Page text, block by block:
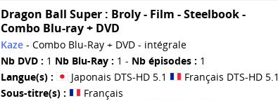
Dragon Ball Super : Broly - Film - Steelbook -
Combo Blu-ray + DVD
Kaze- Combo Blu-Ray + DVD - intégrale
Nb DVD : 1 Nb Blu-Ray : 1 - Nb épisodes : 1
Langue(s) :
Japonais DTS-HD 5.1
Français DTS-HD 5.1
Sous-titre(s) :
Français